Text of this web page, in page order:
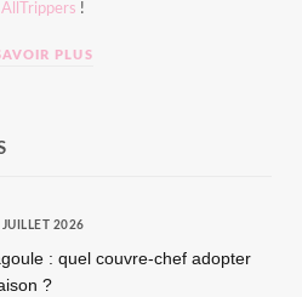
AllTrippers !
PLUS
JUILLET 2026
: quel couvre-chef adopter
?